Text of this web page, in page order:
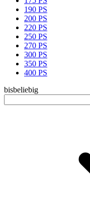
190 PS
200 PS
220 PS
250 PS
270 PS
300 PS
350 PS
400 PS
bisbeliebig